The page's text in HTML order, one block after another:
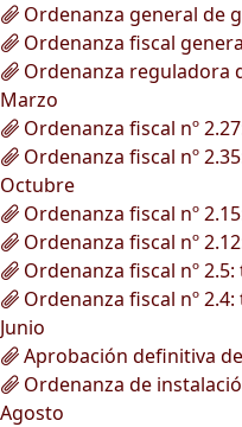
Ordenanza general de
Ordenanza fiscal
Ordenanza reguladora
Marzo
Ordenanza fiscal nº
Ordenanza fiscal nº
Octubre
Ordenanza fiscal nº
Ordenanza fiscal nº
Ordenanza fiscal nº
Ordenanza fiscal nº
Junio
Aprobación definitiva
Ordenanza de
Agosto